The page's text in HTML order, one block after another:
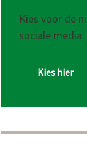
Kies voor de
sociale media
Kies hier